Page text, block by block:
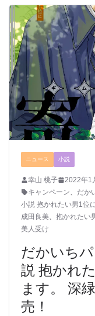
ニュース 小説
幸山 桃子 2022年1
キャンペーン、 だか
小説 抱かれたい男1位
成田良美、 抱かれたい
美人受け
だかいち
説 抱かれ
ます。 深
売！